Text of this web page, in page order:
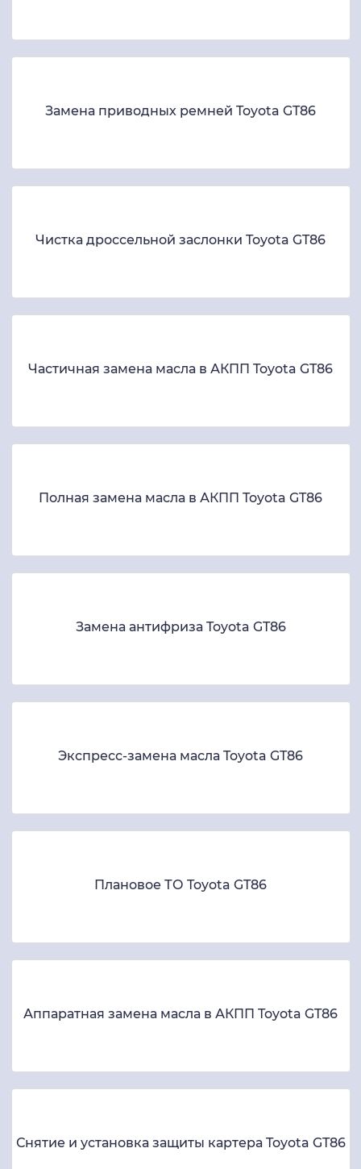
Замена приводных ремней Toyota GT86
Чистка дроссельной заслонки Toyota GT86
Частичная замена масла в АКПП Toyota GT86
Полная замена масла в АКПП Toyota GT86
Замена антифриза Toyota GT86
Экспресс-замена масла Toyota GT86
Плановое ТО Toyota GT86
Аппаратная замена масла в АКПП Toyota GT86
Снятие и установка защиты картера Toyota GT86